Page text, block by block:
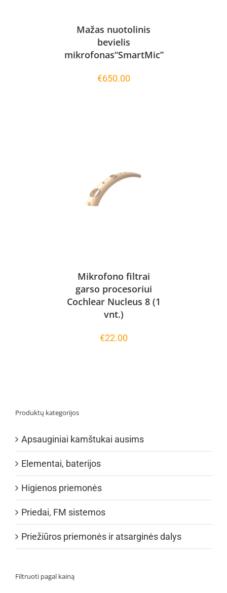
Mažas nuotolinis
bevielis
mikrofonas“SmartMic”
€650.00
Mikrofono filtrai
garso procesoriui
Cochlear Nucleus 8 (1
vnt.)
€22.00
Produktų kategorijos
Apsauginiai kamštukai ausims
Elementai, baterijos
Higienos priemonės
Priedai, FM sistemos
Priežiūros priemonės ir atsarginės dalys
Filtruoti pagal kainą